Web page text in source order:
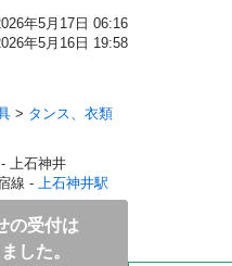
年5月17日 06:16
年5月16日 19:58
> タンス、衣類
- 上石神井
線 - 上石神井駅
の受付は
した。